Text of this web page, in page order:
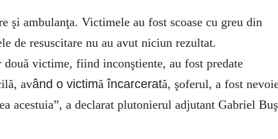
şi ambulanţa. Victimele au fost scoase cu greu din
de resuscitare nu au avut niciun rezultat.
victime, fiind inconştiente, au fost predate
având o victimăîncarcerată, şoferul, a fost
acestuia”, a declarat plutonierul adjutant Gabriel